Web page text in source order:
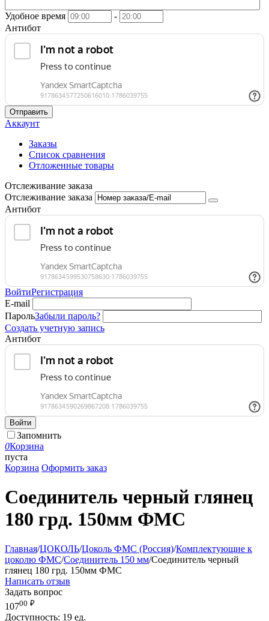
Удобное время
-
Антибот
Отправить
Аккаунт
Заказы
Список сравнения
Отложенные товары
Отслеживание заказа
Отслеживание заказа
Антибот
ВойтиРегистрация
E-mail
ПарольЗабыли пароль?
Создать учетную запись
Антибот
Войти
Запомнить
0Корзина
пуста
Корзина Оформить заказ
Соединитель черный глянец
180 грд. 150мм ФМС
Главная/ЦОКОЛЬ/Цоколь ФМС (Россия)/Комплектующие к
цоколю ФМС/Соединитель 150 мм/Соединитель черный
глянец 180 грд. 150мм ФМС
Написать отзыв
Задать вопрос
10700 ₽
Доступность: 19 ед.